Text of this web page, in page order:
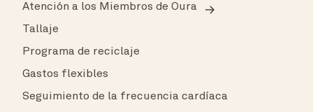
Atención a los Miembros de Oura
Tallaje
Programa de reciclaje
Gastos flexibles
Seguimiento de la frecuencia cardíaca